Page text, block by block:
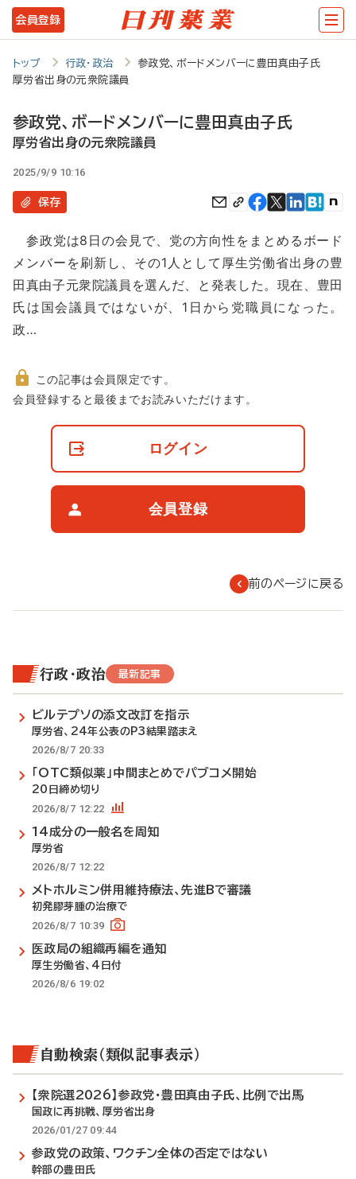
メ
イ
コ
テ
ツ
に
動
会員登録
トップ 行政・政治
参政党、ボードメンバーに豊田真由子氏
厚労省出身の元衆院議員
参政党、ボードメンバーに豊田真由子氏
厚労省出身の元衆院議員
2025/9/9 10:16
保存
参政党は8日の会見で、党の方向性をまとめるボード
メンバーを刷新し、その1人として厚生労働省出身の豊
田真由子元衆院議員を選んだ、と発表した。現在、豊田
氏は国会議員ではないが、1日から党職員になった。
政…
非
この記事は会員限定です。
会員登録すると最後までお読みいただけます。
ログイン
会員登録
前のページに戻る
行政・政治 最新記事
ビルテプソの添文改訂を指示
厚労省、24年公表のP3結果踏まえ
2026/8/7 20:33
「OTC類似薬」中間まとめでパブコメ開始
20日締め切り
2026/8/7 12:22
14成分の一般名を周知
厚労省
2026/8/7 12:22
メトホルミン併用維持療法、先進Bで審議
初発膠芽腫の治療で
2026/8/7 10:39
医政局の組織再編を通知
厚生労働省、4日付
2026/8/6 19:02
自動検索（類似記事表示）
【衆院選2026】参政党・豊田真由子氏、比例で出馬
国政に再挑戦、厚労省出身
2026/01/27 09:44
参政党の政策、ワクチン全体の否定ではない
幹部の豊田氏